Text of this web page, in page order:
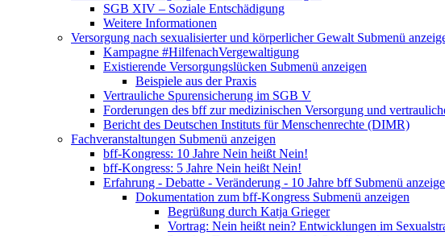
SGB XIV – Soziale Entschädigung
Weitere Informationen
Versorgung nach sexualisierter und körperlicher Gewalt Submenü
Kampagne #HilfenachVergewaltigung
Existierende Versorgungslücken Submenü anzeigen
Beispiele aus der Praxis
Vertrauliche Spurensicherung im SGB V
Forderungen des bff zur medizinischen Versorgung und
Bericht des Deutschen Instituts für Menschenrechte (DIMR)
Fachveranstaltungen Submenü anzeigen
bff-Kongress: 10 Jahre Nein heißt Nein!
bff-Kongress: 5 Jahre Nein heißt Nein!
Erfahrung - Debatte - Veränderung - 10 Jahre bff Submenü
Dokumentation zum bff-Kongress Submenü anzeigen
Begrüßung durch Katja Grieger
Vortrag: Nein heißt nein? Entwicklungen im